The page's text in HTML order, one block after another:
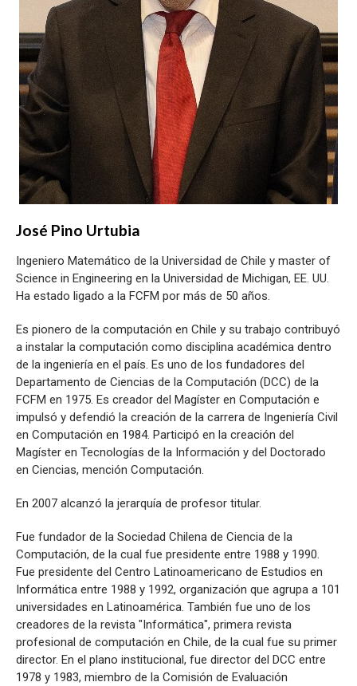
José Pino Urtubia
Ingeniero Matemático de la Universidad de Chile y master of
Science in Engineering en la Universidad de Michigan, EE. UU.
Ha estado ligado a la FCFM por más de 50 años.
Es pionero de la computación en Chile y su trabajo contribuyó
a instalar la computación como disciplina académica dentro
de la ingeniería en el país. Es uno de los fundadores del
Departamento de Ciencias de la Computación (DCC) de la
FCFM en 1975. Es creador del Magíster en Computación e
impulsó y defendió la creación de la carrera de Ingeniería Civil
en Computación en 1984. Participó en la creación del
Magíster en Tecnologías de la Información y del Doctorado
en Ciencias, mención Computación.
En 2007 alcanzó la jerarquía de profesor titular.
Fue fundador de la Sociedad Chilena de Ciencia de la
Computación, de la cual fue presidente entre 1988 y 1990.
Fue presidente del Centro Latinoamericano de Estudios en
Informática entre 1988 y 1992, organización que agrupa a 101
universidades en Latinoamérica. También fue uno de los
creadores de la revista "Informática", primera revista
profesional de computación en Chile, de la cual fue su primer
director. En el plano institucional, fue director del DCC entre
1978 y 1983, miembro de la Comisión de Evaluación